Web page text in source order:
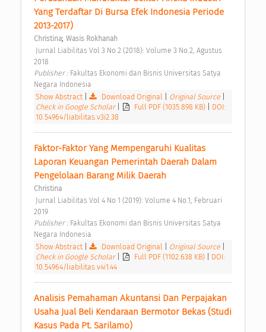
Yang Terdaftar Di Bursa Efek Indonesia Periode
2013-2017)
Christina; Wasis Rokhanah
2018
Publisher : Fakultas Ekonomi dan Bisnis Universitas Satya
Negara Indonesia
Show Abstract| Download Original Original Source
Check in Google Scholar
Full PDF (1035.898 KB)
DOI:
10.54964/liabilitas.v3i2.38
Faktor-Faktor Yang Mempengaruhi Kualitas
Laporan Keuangan Pemerintah Daerah Dalam
Pengelolaan Barang Milik Daerah
Christina
2019
Publisher : Fakultas Ekonomi dan Bisnis Universitas Satya
Negara Indonesia
Show Abstract| Download Original Original Source
Check in Google Scholar
Full PDF (1102.638 KB)
DOI:
10.54964/liabilitas.v4i1.44
Analisis Pemahaman Akuntansi Dan Perpajakan
Usaha Jual Beli Kendaraan Bermotor Bekas (Studi
Kasus Pada Pt. Sarilamo)